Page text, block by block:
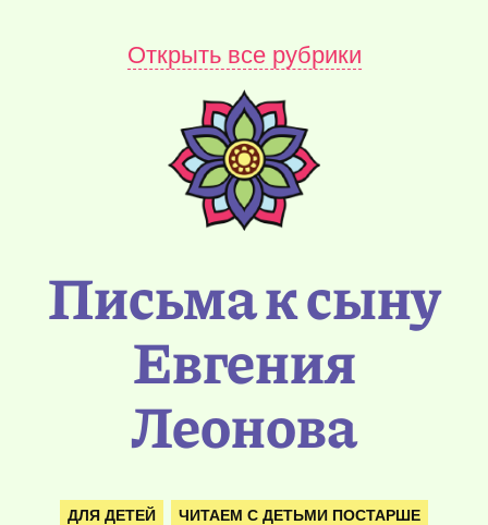
Открыть все рубрики
Письма к сыну
Евгения
Леонова
ДЛЯ ДЕТЕЙ ЧИТАЕМ С ДЕТЬМИ ПОСТАРШЕ